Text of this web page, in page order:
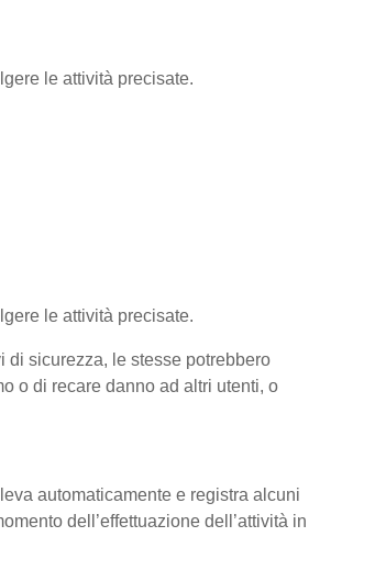
le attività precisate.
le attività precisate.
di sicurezza, le stesse potrebbero
o di recare danno ad altri utenti, o
automaticamente e registra alcuni
dell’effettuazione dell’attività in